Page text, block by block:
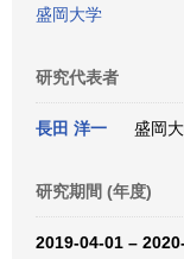
盛岡大学
研究代表者
長田 洋一 盛岡
研究期間 (年度)
2019-04-01 –